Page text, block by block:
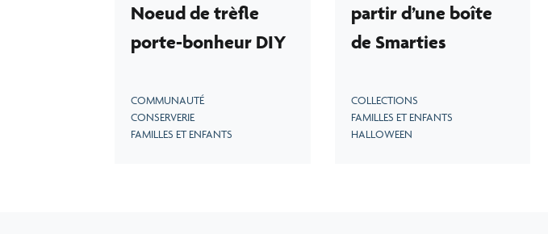
Noeud de trèfle
porte-bonheur DIY
COMMUNAUTÉ
CONSERVERIE
FAMILLES ET ENFANTS
partir d’une boîte
de Smarties
COLLECTIONS
FAMILLES ET ENFANTS
HALLOWEEN